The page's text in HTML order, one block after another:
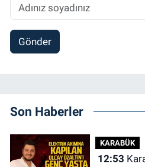
Gönder
Son Haberler
KARABÜK
12:53